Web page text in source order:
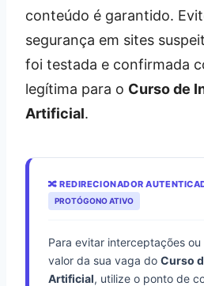
conteúdo é garantido.
segurança em sites
foi testada e confirmada
legítima para o Curso de
Artificial.
🔀 REDIRECIONADOR
PROTÓGONO ATIVO
Para evitar interceptações
valor da sua vaga do Curso
Artificial, utilize o ponto de